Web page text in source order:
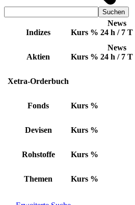
Indizes Kurs %
News
24 h / 7 T
Aktien Kurs %
News
24 h / 7 T
Xetra-Orderbuch
Fonds Kurs %
Devisen Kurs %
Rohstoffe Kurs %
Themen Kurs %